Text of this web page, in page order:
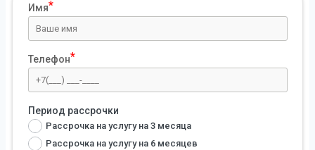
Имя
Телефон
Период рассрочки
Рассрочка на услугу на 3 месяца
Рассрочка на услугу на 6 месяцев